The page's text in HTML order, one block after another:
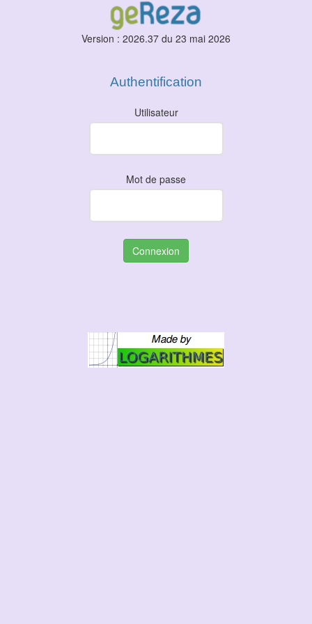
Version : 2026.37 du 23 mai 2026
Authentification
Utilisateur
Mot de passe
Connexion